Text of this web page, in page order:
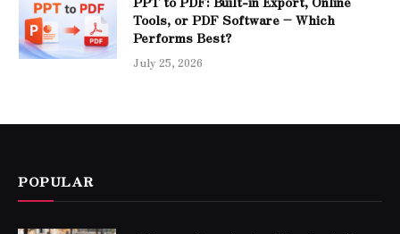
Tools, or PDF Software – Which
Performs Best?
July 25, 2026
POPULAR